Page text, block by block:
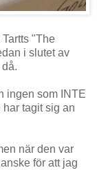
"The
i slutet av
ingen som INTE
har tagit sig an
när den var
för att jag